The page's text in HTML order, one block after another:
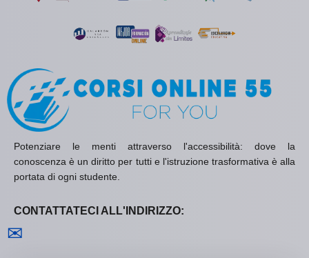
Potenziare le menti attraverso l'accessibilità: dove la
conoscenza è un diritto per tutti e l'istruzione trasformativa è alla
portata di ogni studente.
CONTATTATECI ALL'INDIRIZZO:
✉